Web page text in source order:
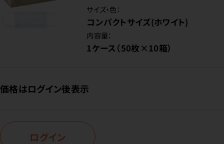
サイズ・色：
コンパクトサイズ(ホワイト)
内容量：
1ケース（50枚×10箱）
価格はログイン後表示
ログイン